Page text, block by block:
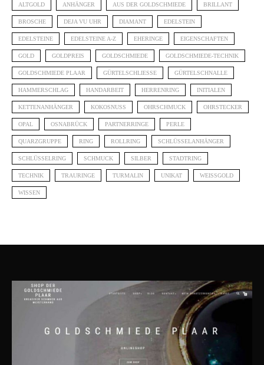
ALTGOLD ANHÄNGER AUS DER GOLDSCHMIEDE BRILLANT
BROSCHE DEJA VU UHR DIAMANT EDELSTEIN
EDELSTEINE EDELSTEINE A-Z EHERINGE EIGENSCHAFTEN
GOLD GOLDPREIS GOLDSCHMIEDE GOLDSCHMIEDE-TECHNIK
GOLDSCHMIEDE PLAAR GÜRTELSCHLIESSE GÜRTELSCHNALLE
HAMMERSCHLAG HANDARBEIT HERRENRING INITIALEN
KETTENANHÄNGER KOKOSNUSS OHRSCHMUCK OHRSTECKER
OPAL OSNABRÜCK PARTNERRINGE PERLE
QUARZGRUPPE RING ROLLRING SCHLÜSSELANHÄNGER
SCHLÜSSELRING SCHMUCK SILBER STADTRING
TECHNIK TRAURINGE TURMALIN UNIKAT WEISSGOLD
WISSEN